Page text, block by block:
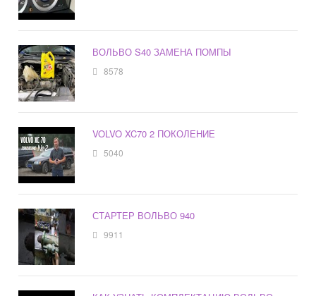
ВОЛЬВО S40 ЗАМЕНА ПОМПЫ
8578
VOLVO XC70 2 ПОКОЛЕНИЕ
5040
СТАРТЕР ВОЛЬВО 940
9911